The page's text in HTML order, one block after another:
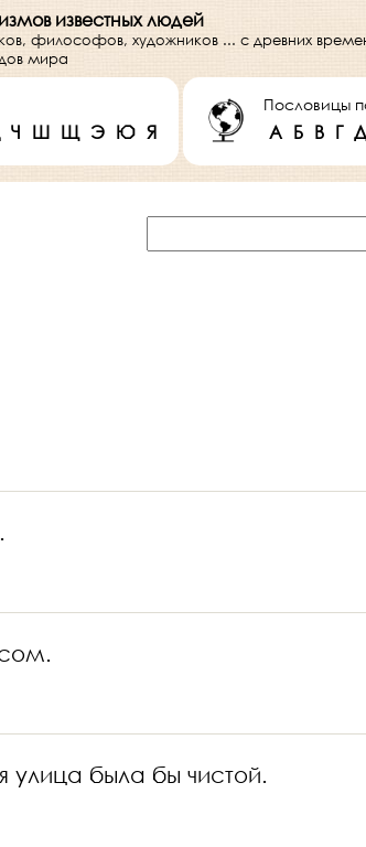
известных людей
философов, художников ... с древних
мира
Ч Ш Щ Э Ю Я
Пословицы
А Б В Г Д
улица была бы чистой.